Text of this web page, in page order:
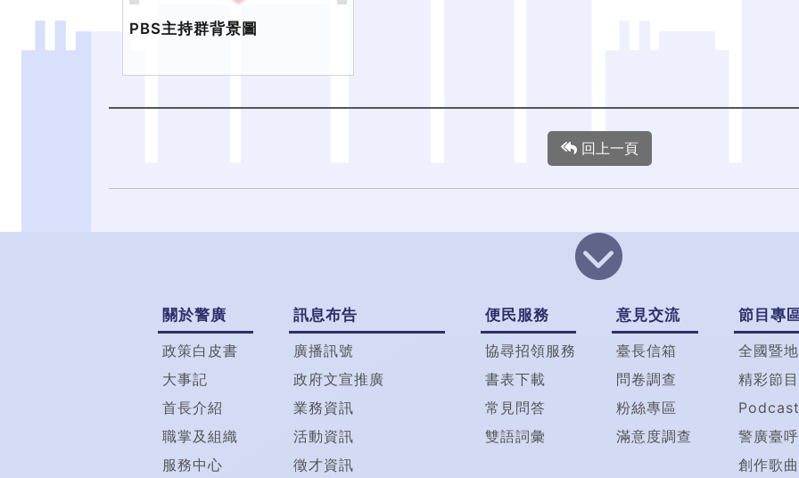
PBS主持群背景圖
回上一頁
關於警廣
政策白皮書
大事記
首長介紹
職掌及組織
服務中心
訊息布告
廣播訊號
政府文宣推廣
業務資訊
活動資訊
徵才資訊
便民服務
協尋招領服務
書表下載
常見問答
雙語詞彙
意見交流
臺長信箱
問卷調查
粉絲專區
滿意度調查
節目專
全國暨
精彩節
Podcast
警廣臺呼
創作歌